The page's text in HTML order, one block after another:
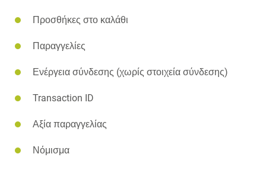
Προσθήκες στο καλάθι
Παραγγελίες
Ενέργεια σύνδεσης (χωρίς στοιχεία σύνδεσης)
Transaction ID
Αξία παραγγελίας
Νόμισμα